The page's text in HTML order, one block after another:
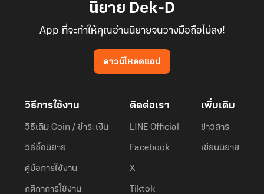
นิยาย Dek-D
App ที่จะทำให้คุณอ่านนิยายจนวางมือถือไม่ลง!
ดาวน์โหลดแอป
วิธีการใช้งาน
วิธีเติม Coin / ชำระเงิน
วิธีซื้อนิยาย
คู่มือการใช้งาน
กติกาการใช้งาน
ติดต่อเรา
LINE Official
Facebook
X
Tiktok
เพิ่มเติม
ข่าวสาร
เขียนนิยาย